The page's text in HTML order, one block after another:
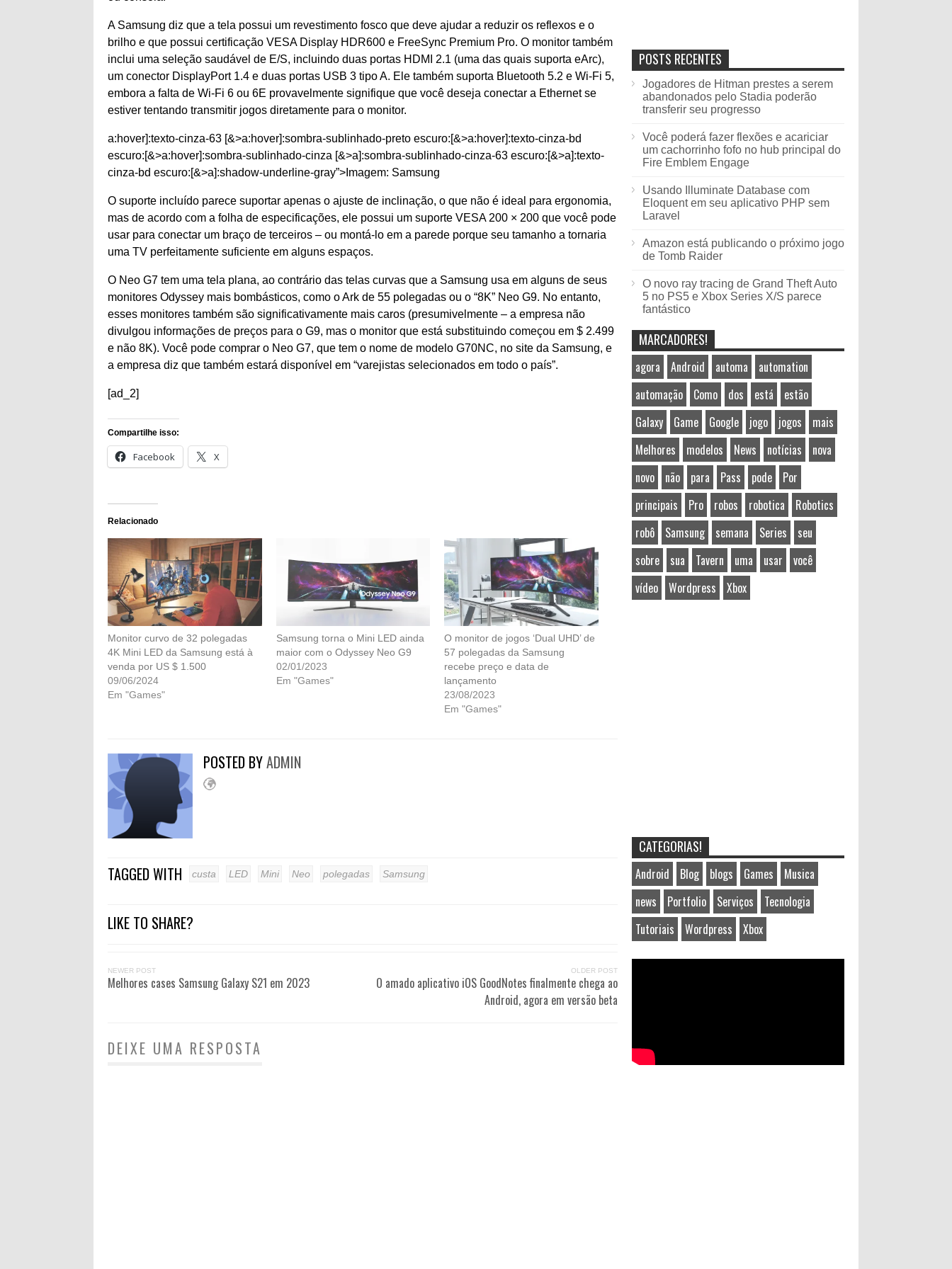
A Samsung diz que a tela possui um revestimento fosco que deve ajudar a reduzir os reflexos e o
brilho e que possui certificação VESA Display HDR600 e FreeSync Premium Pro. O monitor também
inclui uma seleção saudável de E/S, incluindo duas portas HDMI 2.1 (uma das quais suporta eArc),
um conector DisplayPort 1.4 e duas portas USB 3 tipo A. Ele também suporta Bluetooth 5.2 e Wi-Fi 5,
embora a falta de Wi-Fi 6 ou 6E provavelmente signifique que você deseja conectar a Ethernet se
estiver tentando transmitir jogos diretamente para o monitor.
a:hover]:texto-cinza-63 [&>a:hover]:sombra-sublinhado-preto escuro:[&>a:hover]:texto-cinza-bd
escuro:[&>a:hover]:sombra-sublinhado-cinza [&>a]:sombra-sublinhado-cinza-63 escuro:[&>a]:texto-
cinza-bd escuro:[&>a]:shadow-underline-gray”>Imagem: Samsung
O suporte incluído parece suportar apenas o ajuste de inclinação, o que não é ideal para ergonomia,
mas de acordo com a folha de especificações, ele possui um suporte VESA 200 × 200 que você pode
usar para conectar um braço de terceiros – ou montá-lo em a parede porque seu tamanho a tornaria
uma TV perfeitamente suficiente em alguns espaços.
O Neo G7 tem uma tela plana, ao contrário das telas curvas que a Samsung usa em alguns de seus
monitores Odyssey mais bombásticos, como o Ark de 55 polegadas ou o “8K” Neo G9. No entanto,
esses monitores também são significativamente mais caros (presumivelmente – a empresa não
divulgou informações de preços para o G9, mas o monitor que está substituindo começou em $ 2.499
e não 8K). Você pode comprar o Neo G7, que tem o nome de modelo G70NC, no site da Samsung, e
a empresa diz que também estará disponível em “varejistas selecionados em todo o país”.
[ad_2]
Compartilhe isso:
Facebook X
Relacionado
Monitor curvo de 32 polegadas
4K Mini LED da Samsung está à
venda por US $ 1.500
09/06/2024
Em "Games"
Samsung torna o Mini LED ainda
maior com o Odyssey Neo G9
02/01/2023
Em "Games"
O monitor de jogos ‘Dual UHD’ de
57 polegadas da Samsung
recebe preço e data de
lançamento
23/08/2023
Em "Games"
POSTED BYADMIN
TAGGED WITH custa LED Mini Neo polegadas Samsung
LIKE TO SHARE?
NEWER POST
Melhores cases Samsung Galaxy S21 em 2023
OLDER POST
O amado aplicativo iOS GoodNotes finalmente chega ao
Android, agora em versão beta
DEIXE UMA RESPOSTA
POSTS RECENTES
Jogadores de Hitman prestes a serem
abandonados pelo Stadia poderão
transferir seu progresso
Você poderá fazer flexões e acariciar
um cachorrinho fofo no hub principal do
Fire Emblem Engage
Usando Illuminate Database com
Eloquent em seu aplicativo PHP sem
Laravel
Amazon está publicando o próximo jogo
de Tomb Raider
O novo ray tracing de Grand Theft Auto
5 no PS5 e Xbox Series X/S parece
fantástico
MARCADORES!
agora Android automa
automation
automação
Como dos está
estão
Galaxy
Game Google jogo jogos
mais
Melhores
modelos News notícias
nova
novo
não para Pass pode
Por
principais
Pro robos robotica
Robotics
robô
Samsung semana Series
seu
sobre
sua Tavern uma usar
você
vídeo
Wordpress Xbox
CATEGORIAS!
Android Blog blogs Games
Musica
news
Portfolio Serviços
Tecnologia
Tutoriais
Wordpress Xbox